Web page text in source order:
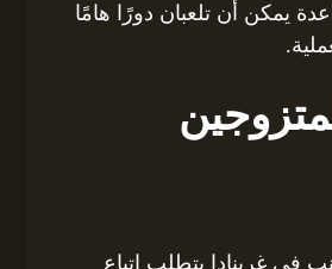
يمكن أن تلعبان دورًا هامًا
فى غرينادا يتطلب اتباع